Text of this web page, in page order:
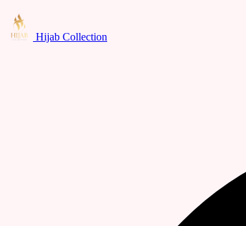
Hijab Collection